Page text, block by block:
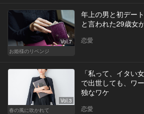
Vol.7
お姫様のリベンジ
年上の男と初デー
と言われた29歳女
恋愛
Vol.3
春の風に吹かれて
「私って、イタい
で出世しても、ワ
独なワケ
恋愛